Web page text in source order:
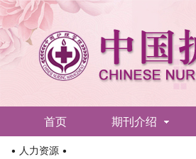
首页 期刊介绍
English
• 人力资源 •